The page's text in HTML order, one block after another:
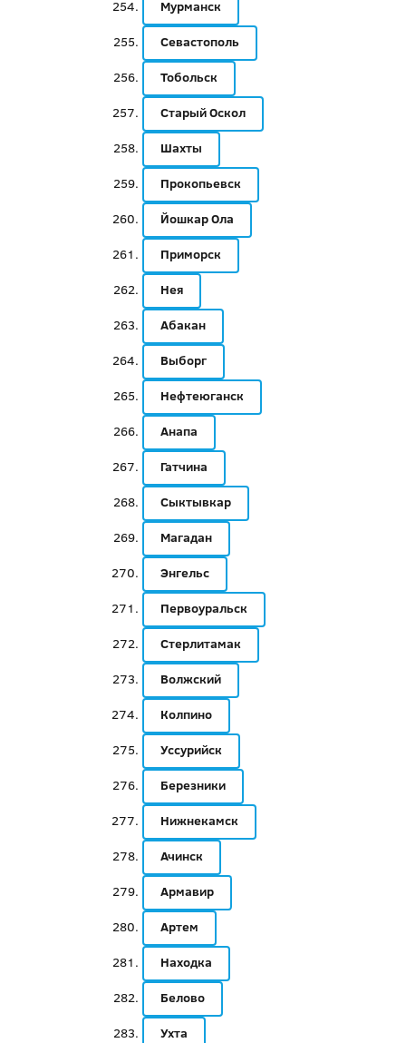
Мурманск
Севастополь
Тобольск
Старый Оскол
Шахты
Прокопьевск
Йошкар Ола
Приморск
Нея
Абакан
Выборг
Нефтеюганск
Анапа
Гатчина
Сыктывкар
Магадан
Энгельс
Первоуральск
Стерлитамак
Волжский
Колпино
Уссурийск
Березники
Нижнекамск
Ачинск
Армавир
Артем
Находка
Белово
Ухта